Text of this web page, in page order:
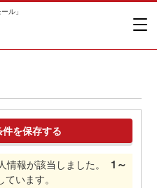
ル」
を保存する
情報が該当しました。
1～
います。